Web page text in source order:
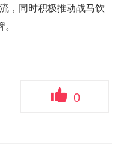
，同时积极推动战马饮
0